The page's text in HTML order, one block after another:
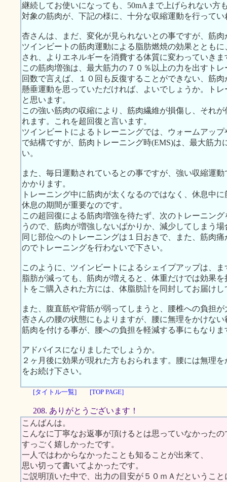
継続してお使いになっても、50mAまで上げられない方
対象の筋肉が、下記の様に、十分な収縮運動を行って
杏さんは、まだ、変化が見られないとの事ですが、筋
ツインビートの筋肉運動による脂肪燃焼の効果ととも
され、よりエネルギーを消費する体質に変わっていきま
この筋肉増強は、最大筋力の７０％以上の力を出すト
回数で言えば、１０回も反復することができない、筋
懸垂運動を思っていただければ、よいでしょうか。ト
と思います。
この強い筋肉の収縮により、筋肉繊維が損傷し、それ
れます。これを超回復と言います。
ツインビートによるトレーニングでは、ウォームアッ
で結構ですが、筋肉トレーニング時(EMS)は、最大筋
い。
また、毎日運動されているとの事ですが、強い収縮運
かかります。
トレーニング中に筋肉が太くなるのではなく、休息中
休息の期間が重要なのです。
この超回復による筋肉増強を待たず、次のトレーニン
うので、筋肉が増強しないばかりか、減少してしまう
同じ部位へのトレーニングは１日おきで、また、筋肉
のでトレーニングを行わないで下さい。
このように、ツインビートによるシェイプアップは、
脂肪が減っても、筋肉が増えると、体重だけでは効果
トをご購入された方には、体脂肪計を同封してお届け
また、腹直筋や背筋が弱ってしまうと、腰椎への負担
杏さんの腰の状態にもよりますが、腰に無理をかけな
筋肉を付ける事が、腰への負担を軽減する事にもなりま
アドバイスになりましたでしょうか。
２ヶ月後に効果が現れた方もおられます。腰には無理
をお続け下さい。
[タイトル一覧] [TOP PAGE]
208. ありがとうございます！
こんばんは。
こんなに丁寧なお返事が頂けるとは思っていなかったの
すっごく嬉しかったです。
一人ではわからなかったことも知ることが出来て、
思い切って書いてよかったです。
ご説明頂いた中で、出力の目安が５０ｍＡだということ